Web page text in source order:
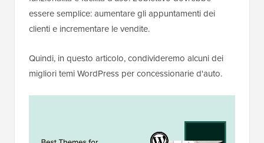
essere semplice: aumentare gli appuntamenti dei
clienti e incrementare le vendite.
Quindi, in questo articolo, condivideremo alcuni dei
migliori temi WordPress per concessionarie d'auto.